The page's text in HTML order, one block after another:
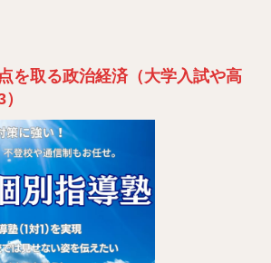
を取る政治経済（大学入試や高